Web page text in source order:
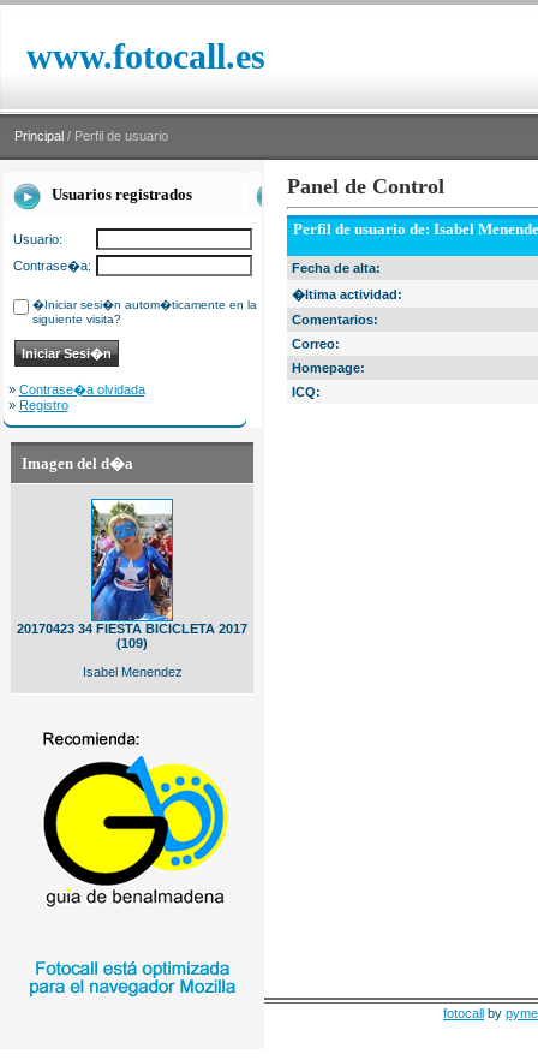
www.fotocall.es
Principal / Perfil de usuario
Usuarios registrados
Usuario:
Contrase�a:
�Iniciar sesi�n autom�ticamente en la
siguiente visita?
» Contrase�a olvidada
» Registro
Imagen del d�a
20170423 34 FIESTA BICICLETA 2017
(109)
Isabel Menendez
Panel de Control
Perfil de usuario de: Isabel
Fecha de alta:
�ltima actividad:
Comentarios:
Correo:
Homepage:
ICQ:
fotocall by